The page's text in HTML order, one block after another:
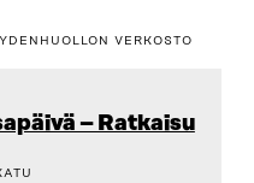
VERKOSTO
– Ratkaisu